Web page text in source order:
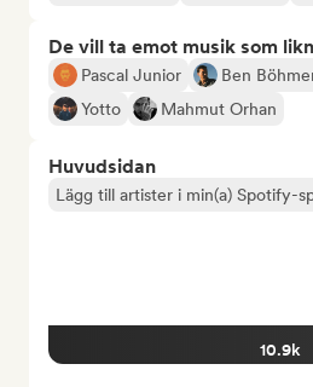
De vill ta emot musik som
Pascal Junior Ben
Yotto
Mahmut Orhan
Huvudsidan
Lägg till artister i min(a) Spotify-
10.9k